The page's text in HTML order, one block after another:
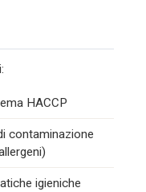
HACCP
contaminazione
igieniche